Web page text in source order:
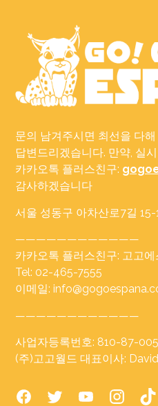
문의 남겨주시면 최선을 다해
답변드리겠습니다. 만약, 실
카카오톡 플러스친구:
감사하겠습니다
서울 성동구 아차산로7길
————————————
카카오톡 플러스친구: 고고
Tel: 02-465-7555
이메일:
————————————
사업자등록번호: 810-87-
(주)고고월드 대표이사: